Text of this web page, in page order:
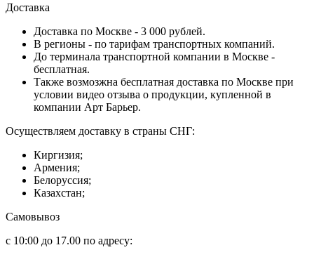
Доставка
Доставка по Москве - 3 000 рублей.
В регионы - по тарифам транспортных компаний.
До терминала транспортной компании в Москве -
бесплатная.
Также возмозжна бесплатная доставка по Москве при
условии видео отзыва о продукции, купленной в
компании Арт Барьер.
Осуществляем доставку в страны СНГ:
Киргизия;
Армения;
Белоруссия;
Казахстан;
Самовывоз
с 10:00 до 17.00 по адресу: